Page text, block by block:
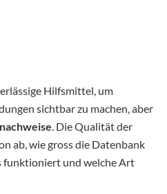
Hilfsmittel, um
sichtbar zu machen, aber
. Die Qualität der
ab, wie gross die Datenbank
funktioniert und welche Art